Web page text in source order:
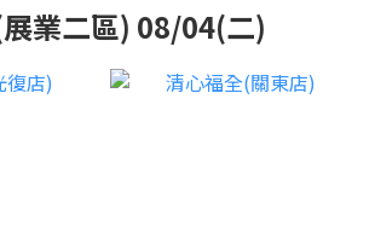
業二區) 08/04(二)